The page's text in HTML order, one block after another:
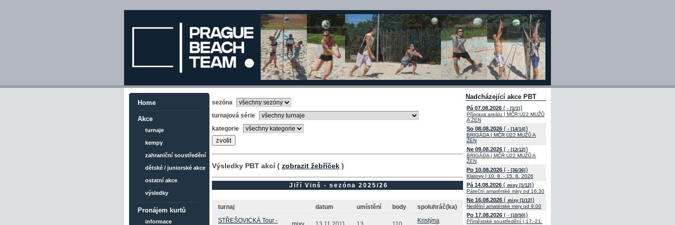
Home
Akce
turnaje
kempy
zahraniční soustředění
dětské / juniorské akce
ostatní akce
výsledky
Pronájem kurtů
informace
sezóna
turnajová série
kategorie
Výsledky PBT akcí ( zobrazit žebříček )
Jiří Vinš - sezóna 2025/26
turnaj datum umístění body
spoluhráč(ka)
STŘEŠOVICKÁ Tour -
Kristýna
Nadcházející akce PBT
Pá 07.08.2026 ( - [1/1] )
Příprava areálu | MČR U22 MUŽŮ
A ŽEN
So 08.08.2026 ( - [14/14] )
BRIGÁDA | MČR U22 MUŽŮ A
ŽEN
Ne 09.08.2026 ( - [12/12] )
BRIGÁDA | MČR U22 MUŽŮ A
ŽEN
Po 10.08.2026 ( - [36/36] )
Klatovy | 10. 8. - 15. 8. 2026
Pá 14.08.2026 ( mixy [1/12] )
Páteční amatérské mixy od 16:30
Ne 16.08.2026 ( mixy [1/12] )
Nedělní amatérské mixy od 9:00
Po 17.08.2026 ( - [10/50] )
Příměstské soustředění | 17.-21.